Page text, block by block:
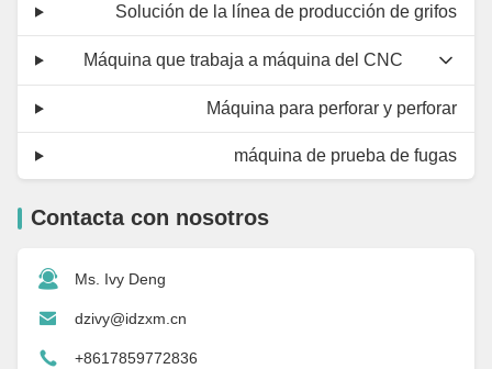
Solución de la línea de producción de grifos
Máquina que trabaja a máquina del CNC
Máquina para perforar y perforar
máquina de prueba de fugas
Contacta con nosotros
Ms. Ivy Deng
dzivy@idzxm.cn
+8617859772836